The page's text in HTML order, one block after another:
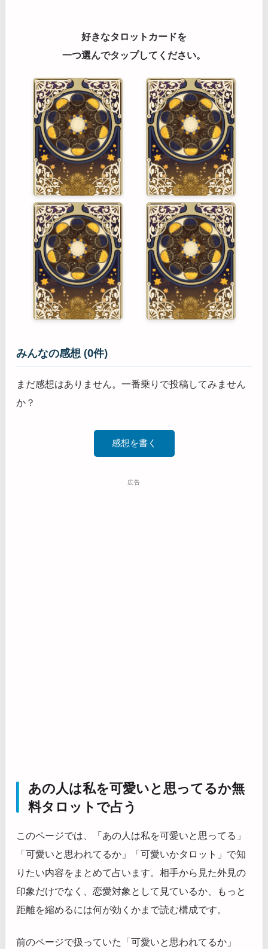
好きなタロットカードを
一つ選んでタップしてください。
みんなの感想 (0件)
まだ感想はありません。一番乗りで投稿してみません
か？
感想を書く
広告
あの人は私を可愛いと思ってるか無
料タロットで占う
このページでは、「あの人は私を可愛いと思ってる」
「可愛いと思われてるか」「可愛いかタロット」で知
りたい内容をまとめて占います。相手から見た外見の
印象だけでなく、恋愛対象として見ているか、もっと
距離を縮めるには何が効くかまで読む構成です。
前のページで扱っていた「可愛いと思われてるか」